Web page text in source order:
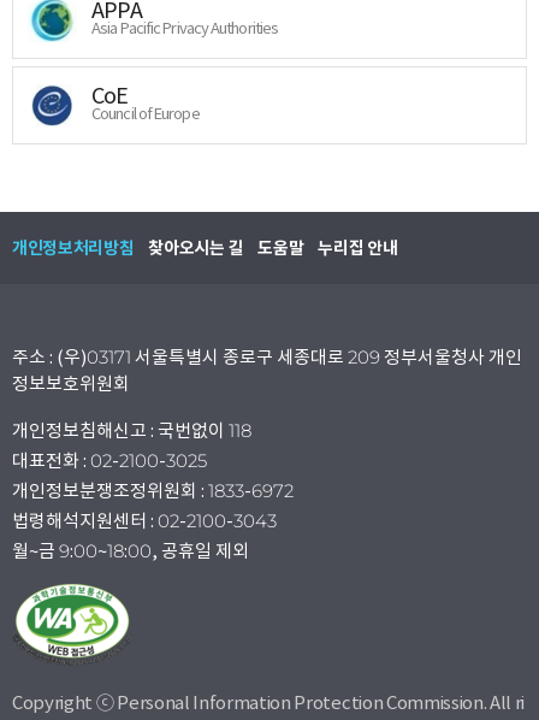
APPA
Asia Pacific Privacy Authorities
CoE
Council of Europe
개인정보처리방침 찾아오시는 길 도움말 누리집 안내
주소 : (우)03171 서울특별시 종로구 세종대로 209 정부서울청사 개인
정보보호위원회
개인정보침해신고 : 국번없이 118
대표전화 : 02-2100-3025
개인정보분쟁조정위원회 : 1833-6972
법령해석지원센터 : 02-2100-3043
월~금 9:00~18:00, 공휴일 제외
Copyright ⓒ Personal Information Protection Commission. All ri